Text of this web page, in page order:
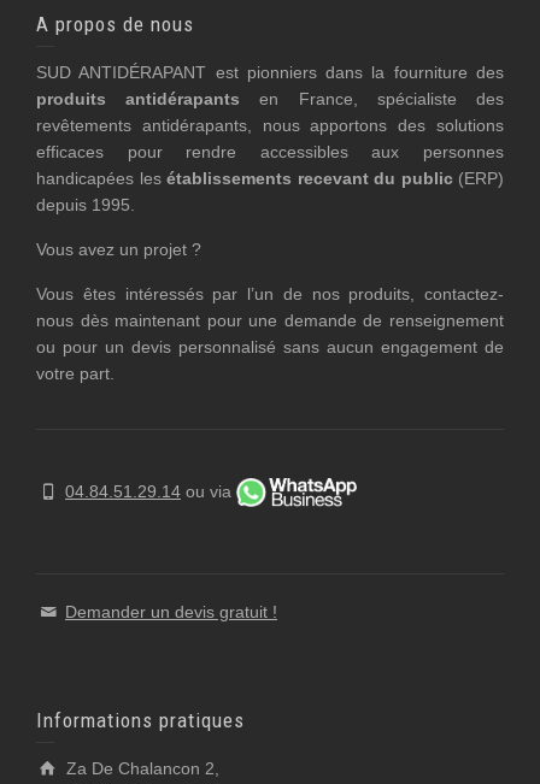
A propos de nous
SUD ANTIDÉRAPANT est pionniers dans la fourniture des
produits antidérapants en France, spécialiste des
revêtements antidérapants, nous apportons des solutions
efficaces pour rendre accessibles aux personnes
handicapées les établissements recevant du public(ERP)
depuis 1995.
Vous avez un projet ?
Vous êtes intéressés par l’un de nos produits, contactez-
nous dès maintenant pour une demande de renseignement
ou pour un devis personnalisé sans aucun engagement de
votre part.
04.84.51.29.14 ou via
Demander un devis gratuit !
Informations pratiques
Za De Chalancon 2,